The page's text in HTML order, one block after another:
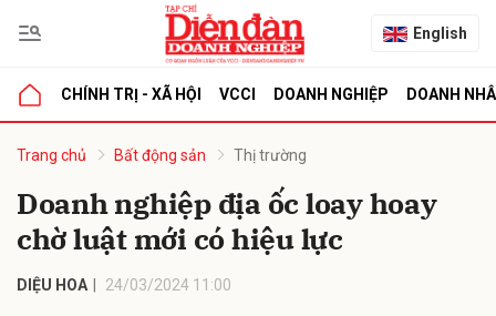
English
CHÍNH TRỊ - XÃ HỘI VCCI DOANH NGHIỆP DOANH
Trang chủ Bất động sản Thị trường
Doanh nghiệp địa ốc loay hoay
chờ luật mới có hiệu lực
DIỆU HOA 24/03/2024 11:00
luận